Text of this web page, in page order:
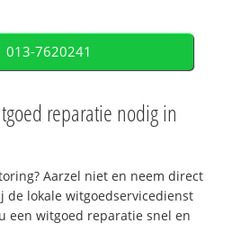
013-7620241
reparatie nodig in
Aarzel niet en neem direct
de lokale witgoedservicedienst
een witgoed reparatie snel en